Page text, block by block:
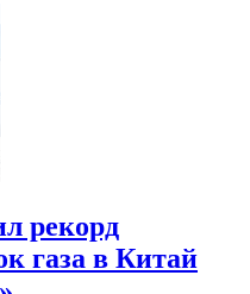
рекорд
газа в Китай